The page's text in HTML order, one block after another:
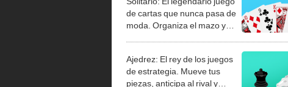
de cartas que nunca pasa de
moda. Organiza el mazo y
Ajedrez: El rey de los juegos
de estrategia. Mueve tus
piezas, anticipa al rival y